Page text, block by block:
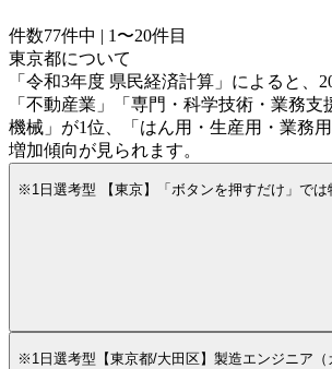
件数77件中 | 1〜20件目
東京都について
「令和3年度 県民経済計算」によると
「不動産業」「専門・科学技術・業務
機械」が1位、「はん用・生産用・業務
増加傾向が見られます。
※1日選考型 【東京】「ボタンを押すだけ」で
※1日選考型【東京都/大田区】製造エンジニア